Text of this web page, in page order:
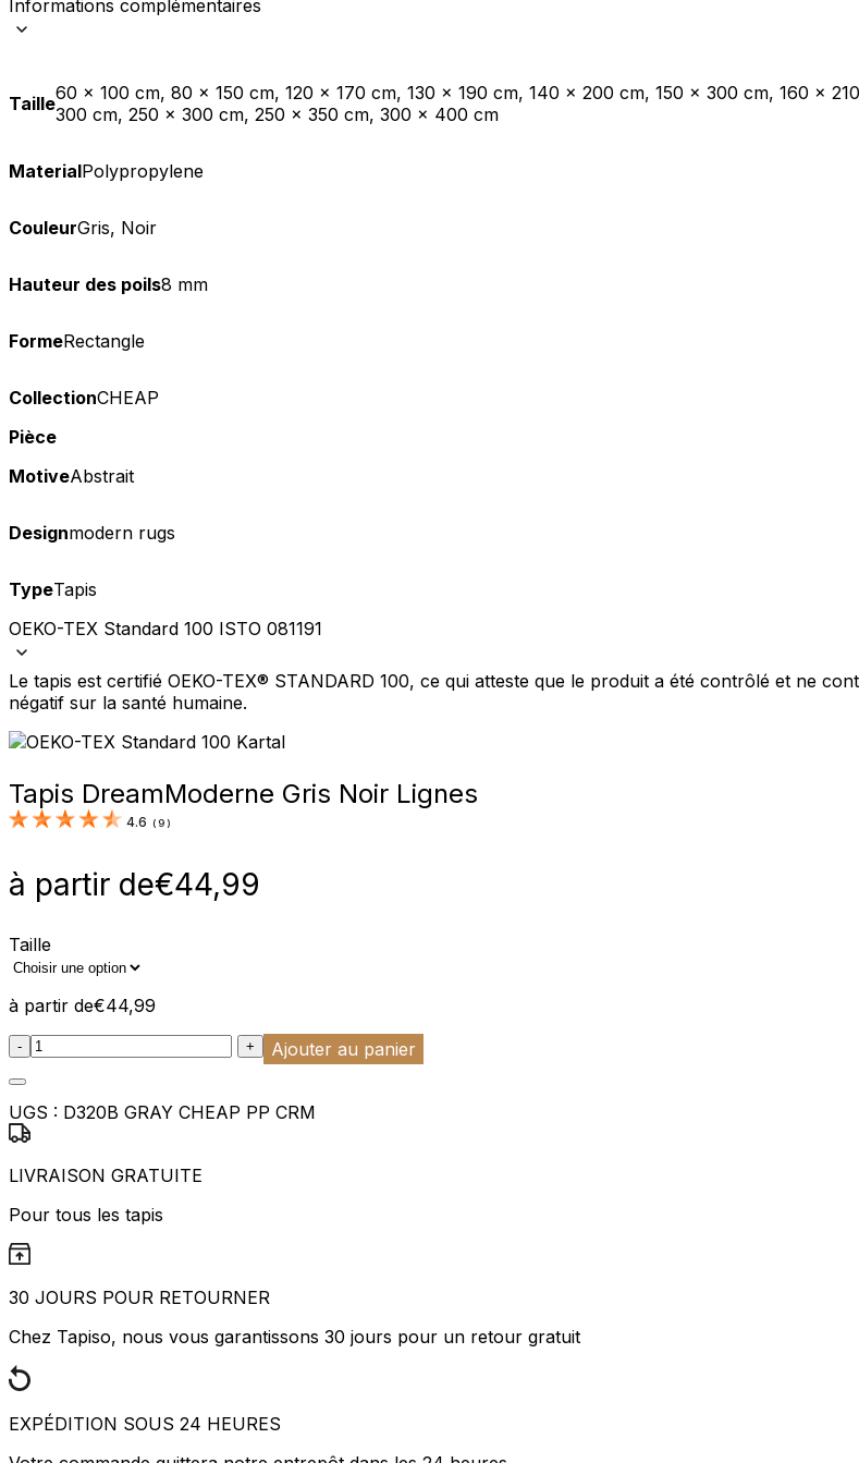
Informations complémentaires
Taille60 x 100 cm, 80 x 150 cm, 120 x 170 cm, 130 x 190 cm, 140 x 200 cm, 150 x 300 cm, 160 x
300 cm, 250 x 300 cm, 250 x 350 cm, 300 x 400 cm
MaterialPolypropylene
CouleurGris, Noir
Hauteur des poils8 mm
FormeRectangle
CollectionCHEAP
Pièce
MotiveAbstrait
Designmodern rugs
TypeTapis
OEKO-TEX Standard 100 ISTO 081191
Le tapis est certifié OEKO-TEX® STANDARD 100, ce qui atteste que le produit a été contrôlé et ne
négatif sur la santé humaine.
Tapis DreamModerne Gris Noir Lignes
4.6 ( 9 )
à partir de€44,99
Taille
à partir de€44,99
:product_name quantity
- + Ajouter au panier
UGS : D320B GRAY CHEAP PP CRM
LIVRAISON GRATUITE
Pour tous les tapis
30 JOURS POUR RETOURNER
Chez Tapiso, nous vous garantissons 30 jours pour un retour gratuit
EXPÉDITION SOUS 24 HEURES
rapportant des informations de manière anonyme.